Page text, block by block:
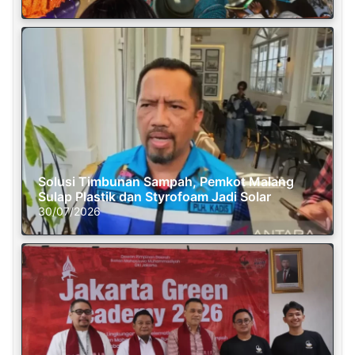
Solusi Timbunan Sampah, Pemkot Malang
Sulap Plastik dan Styrofoam Jadi Solar
30/07/2026